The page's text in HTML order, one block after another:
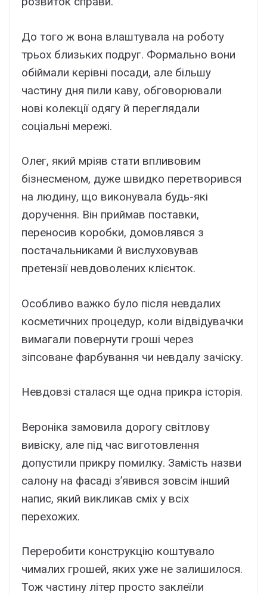
До того ж вона влаштувала на роботу
трьох близьких подруг. Формально вони
обіймали керівні посади, але більшу
частину дня пили каву, обговорювали
нові колекції одягу й переглядали
соціальні мережі.
Олег, який мріяв стати впливовим
бізнесменом, дуже швидко перетворився
на людину, що виконувала будь-які
доручення. Він приймав поставки,
переносив коробки, домовлявся з
постачальниками й вислуховував
претензії невдоволених клієнток.
Особливо важко було після невдалих
косметичних процедур, коли відвідувачки
вимагали повернути гроші через
зіпсоване фарбування чи невдалу зачіску.
Невдовзі сталася ще одна прикра історія.
Вероніка замовила дорогу світлову
вивіску, але під час виготовлення
допустили прикру помилку. Замість назви
салону на фасаді з’явився зовсім інший
напис, який викликав сміх у всіх
перехожих.
Переробити конструкцію коштувало
чималих грошей, яких уже не залишилося.
Тож частину літер просто заклеїли